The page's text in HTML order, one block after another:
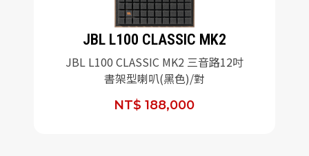
JBL L100 CLASSIC MK2
JBL L100 CLASSIC MK2 三音路12吋
書架型喇叭(黑色)/對
NT$ 188,000